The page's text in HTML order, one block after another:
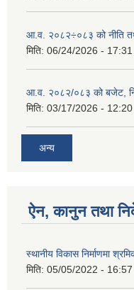
आ.व. २०८२÷०८३ को नीति
मिति: 06/24/2026 - 17:31
आ.व. २०८२/०८३ को बजेट,
मिति: 03/17/2026 - 12:20
अन्य
ऐन, कानुन तथा
स्थानीय विकास निर्माणमा
मिति: 05/05/2022 - 16:57